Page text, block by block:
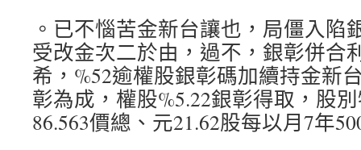
。已不惱苦金新台讓也，局僵入陷
受改金次二於由，過不，銀彰併合
希，%52逾權股銀彰碼加續持金新
彰為成，權股%5.22銀彰得取，股
86.563價總、元21.62股每以月7年